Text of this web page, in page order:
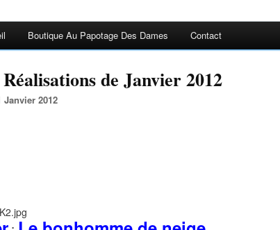
Boutique Au Papotage Des Dames Contact
de Janvier 2012
Janvier 2012